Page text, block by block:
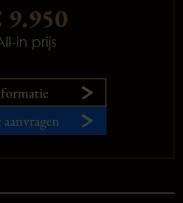
in prijs